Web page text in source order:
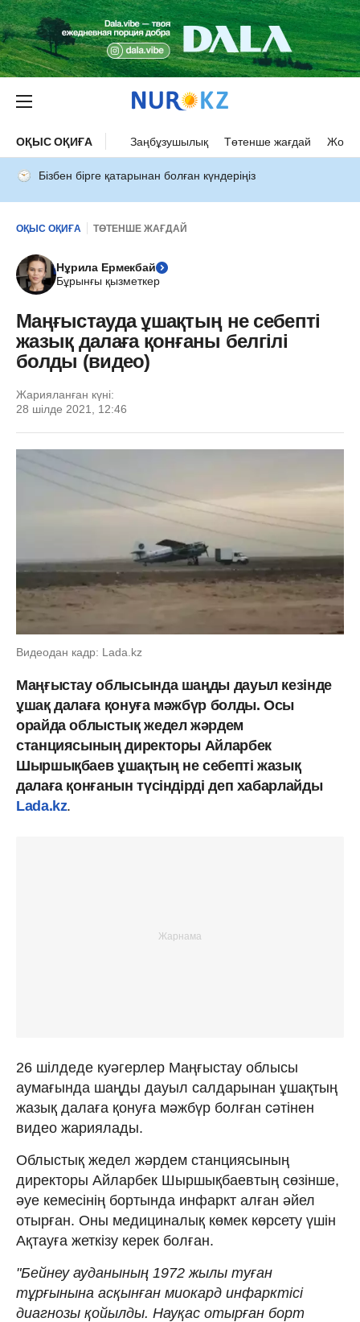
ОҚЫС ОҚИҒА Заңбұзушылық Төтенше жағдай Жол
Бізбен бірге қатарынан болған күндеріңіз
ОҚЫС ОҚИҒА ТӨТЕНШЕ ЖАҒДАЙ
Нұрила Ермекбай
Бұрынғы қызметкер
Маңғыстауда ұшақтың не себепті
жазық далаға қонғаны белгілі
болды (видео)
Жарияланған күні:
28 шілде 2021, 12:46
Видеодан кадр: Lada.kz
Маңғыстау облысында шаңды дауыл кезінде
ұшақ далаға қонуға мәжбүр болды. Осы
орайда облыстық жедел жәрдем
станциясының директоры Айларбек
Шыршықбаев ұшақтың не себепті жазық
далаға қонғанын түсіндірді деп хабарлайды
Lada.kz.
26 шілдеде куәгерлер Маңғыстау облысы
аумағында шаңды дауыл салдарынан ұшақтың
жазық далаға қонуға мәжбүр болған сәтінен
видео жариялады.
Облыстық жедел жәрдем станциясының
директоры Айларбек Шыршықбаевтың сөзінше,
әуе кемесінің бортында инфаркт алған әйел
отырған. Оны медициналық көмек көрсету үшін
Ақтауға жеткізу керек болған.
"Бейнеу ауданының 1972 жылы туған
тұрғынына асқынған миокард инфарктісі
диагнозы қойылды. Науқас отырған борт